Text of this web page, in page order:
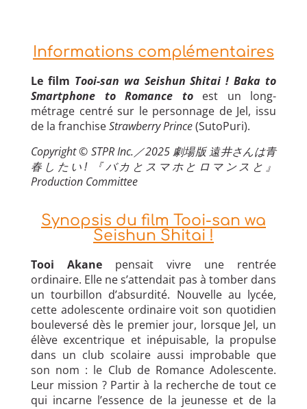
Informations complémentaires
Le film Tooi-san wa Seishun Shitai ! Baka to
Smartphone to Romance toest un long-
métrage centré sur le personnage de Jel, issu
de la franchiseStrawberry Prince(SutoPuri).
Copyright © STPR Inc.／2025 劇場版 遠井さんは青
春したい! 『バカとスマホとロマンスと』
Production Committee
Synopsis du film Tooi-san wa
Seishun Shitai !
Tooi Akane pensait vivre une rentrée
ordinaire. Elle ne s’attendait pas à tomber dans
un tourbillon d’absurdité. Nouvelle au lycée,
cette adolescente ordinaire voit son quotidien
bouleversé dès le premier jour, lorsque Jel, un
élève excentrique et inépuisable, la propulse
dans un club scolaire aussi improbable que
son nom : le Club de Romance Adolescente.
Leur mission ? Partir à la recherche de tout ce
qui incarne l’essence de la jeunesse et de la